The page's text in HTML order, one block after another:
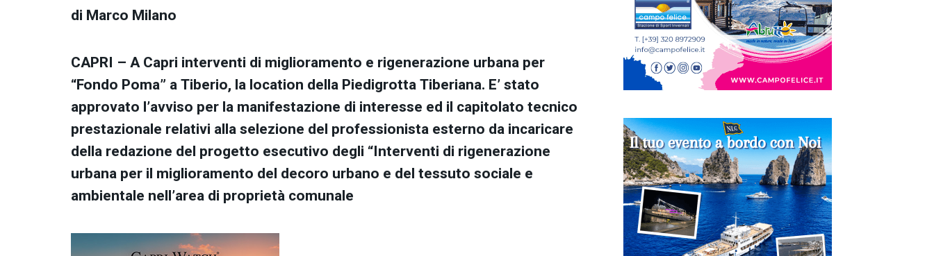
di Marco Milano
CAPRI – A Capri interventi di miglioramento e rigenerazione urbana per
“Fondo Poma” a Tiberio, la location della Piedigrotta Tiberiana. E’ stato
approvato l’avviso per la manifestazione di interesse ed il capitolato tecnico
prestazionale relativi alla selezione del professionista esterno da incaricare
della redazione del progetto esecutivo degli “Interventi di rigenerazione
urbana per il miglioramento del decoro urbano e del tessuto sociale e
ambientale nell’area di proprietà comunale